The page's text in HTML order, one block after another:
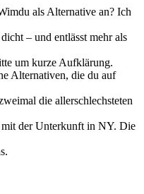
als Alternative an? Ich
– und entlässt mehr als
um kurze Aufklärung.
Alternativen, die du auf
die allerschlechsteten
der Unterkunft in NY. Die